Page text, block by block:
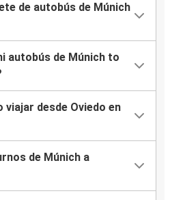
de autobús de Múnich
autobús de Múnich to
viajar desde Oviedo en
de Múnich a